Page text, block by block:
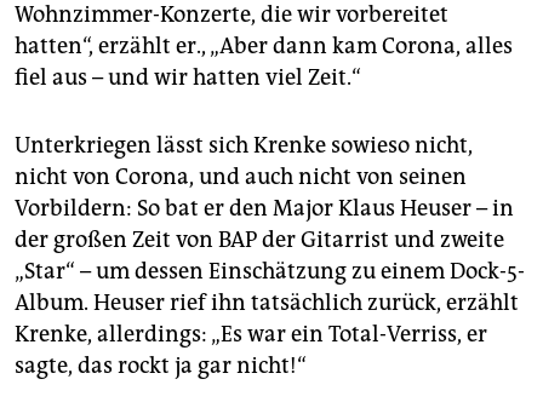
Wohnzimmer-Konzerte, die wir vorbereitet
hatten“, erzählt er., „Aber dann kam Corona, alles
fiel aus – und wir hatten viel Zeit.“
Unterkriegen lässt sich Krenke sowieso nicht,
nicht von Corona, und auch nicht von seinen
Vorbildern: So bat er den Major Klaus Heuser – in
der großen Zeit von BAP der Gitarrist und zweite
„Star“ – um dessen Einschätzung zu einem Dock-5-
Album. Heuser rief ihn tatsächlich zurück, erzählt
Krenke, allerdings: „Es war ein Total-Verriss, er
sagte, das rockt ja gar nicht!“